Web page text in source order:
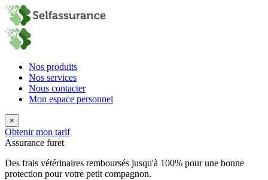
Nos produits
Nos services
Nous contacter
Mon espace personnel
×
Obtenir mon tarif
Assurance furet
Des frais vétérinaires remboursés jusqu'à 100% pour une bonne
protection pour votre petit compagnon.